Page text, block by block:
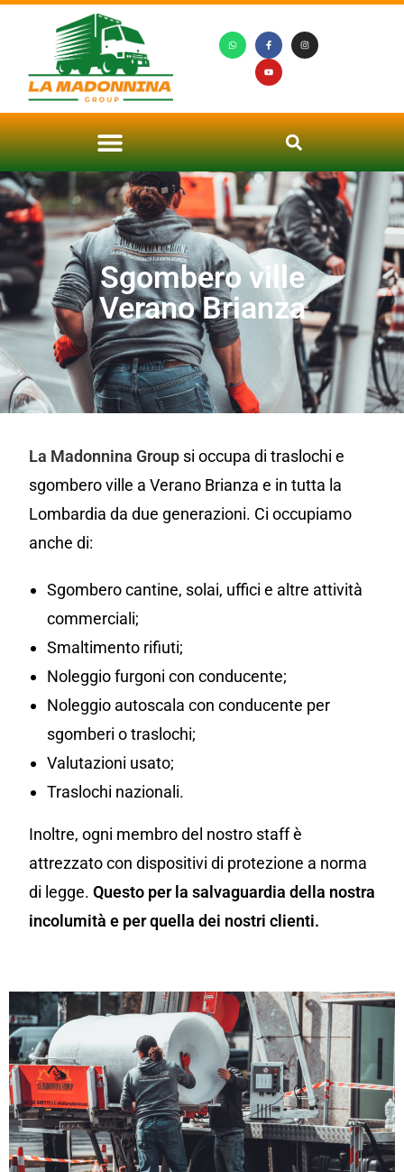
Sgombero ville
Verano Brianza
La Madonnina Group si occupa di traslochi e
sgombero ville a Verano Brianza e in tutta la
Lombardia da due generazioni. Ci occupiamo
anche di:
Sgombero cantine, solai, uffici e altre attività
commerciali;
Smaltimento rifiuti;
Noleggio furgoni con conducente;
Noleggio autoscala con conducente per
sgomberi o traslochi;
Valutazioni usato;
Traslochi nazionali.
Inoltre, ogni membro del nostro staff è
attrezzato con dispositivi di protezione a norma
di legge. Questo per la salvaguardia della nostra
incolumità e per quella dei nostri clienti.